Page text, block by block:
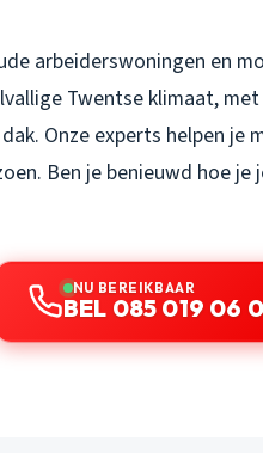
arbeiderswoningen en
Twentse klimaat,
Onze experts helpen je
Ben je benieuwd hoe je
NU BEREIKBAAR
BEL 085 019 06